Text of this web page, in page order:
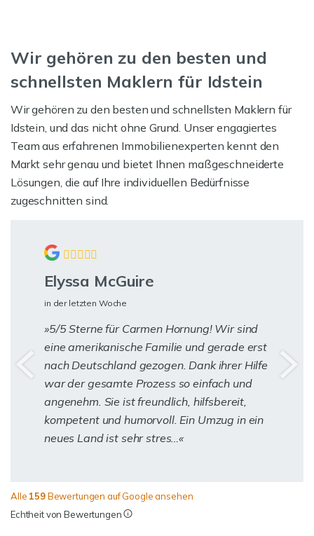
Wir gehören zu den besten und
schnellsten Maklern für Idstein
Wir gehören zu den besten und schnellsten Maklern für
Idstein, und das nicht ohne Grund. Unser engagiertes
Team aus erfahrenen Immobilienexperten kennt den
Markt sehr genau und bietet Ihnen maßgeschneiderte
Lösungen, die auf Ihre individuellen Bedürfnisse
zugeschnitten sind.
Elyssa McGuire
in der letzten Woche
5/5 Sterne für Carmen Hornung! Wir sind
eine amerikanische Familie und gerade erst
nach Deutschland gezogen. Dank ihrer Hilfe
war der gesamte Prozess so einfach und
angenehm. Sie ist freundlich, hilfsbereit,
kompetent und humorvoll. Ein Umzug in ein
neues Land ist sehr stres…
Alle 159Bewertungen auf Google ansehen
Echtheit von Bewertungen